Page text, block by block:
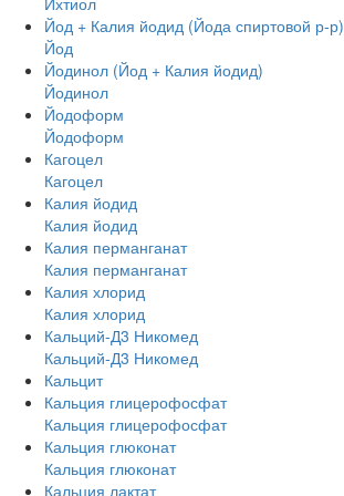
Йод + Калия йодид (Йода спиртовой р-р)
Йод
Йодинол (Йод + Калия йодид)
Йодинол
Йодоформ
Йодоформ
Кагоцел
Кагоцел
Калия йодид
Калия йодид
Калия перманганат
Калия перманганат
Калия хлорид
Калия хлорид
Кальций-Д3 Никомед
Кальций-Д3 Никомед
Кальцит
Кальция глицерофосфат
Кальция глицерофосфат
Кальция глюконат
Кальция глюконат
Кальция лактат